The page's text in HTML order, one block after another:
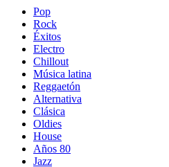
Pop
Rock
Éxitos
Electro
Chillout
Música latina
Reggaetón
Alternativa
Clásica
Oldies
House
Años 80
Jazz